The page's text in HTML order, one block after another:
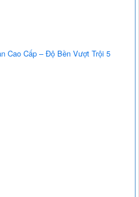
Cao Cấp – Độ Bền Vượt Trội 5